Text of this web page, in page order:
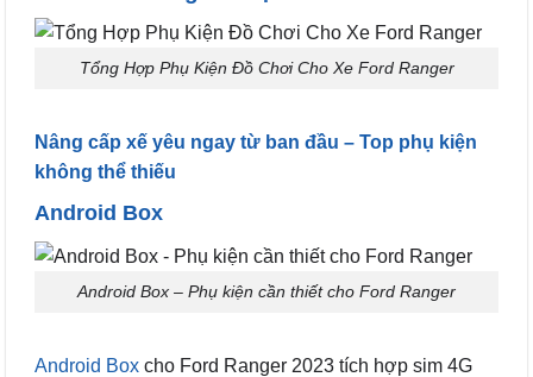
Tổng Hợp Phụ Kiện Đồ Chơi Cho Xe Ford Ranger
Nâng cấp xế yêu ngay từ ban đầu – Top phụ kiện
không thể thiếu
Android Box
Android Box – Phụ kiện cần thiết cho Ford Ranger
Android Box cho Ford Ranger 2023 tích hợp sim 4G